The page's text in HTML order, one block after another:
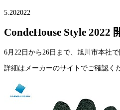
5.202022
CondeHouse Style 2022
6月22日から26日まで、旭川市本社で
詳細はメーカーのサイトでご確認く